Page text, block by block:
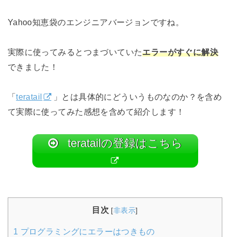
Yahoo知恵袋のエンジニアバージョンですね。
実際に使ってみるとつまづいていたエラーがすぐに解決
できました！
「teratail
」とは具体的にどういうものなのか？を含め
て実際に使ってみた感想を含めて紹介します！
teratailの登録はこちら
目次 [非表示]
1 プログラミングにエラーはつきもの